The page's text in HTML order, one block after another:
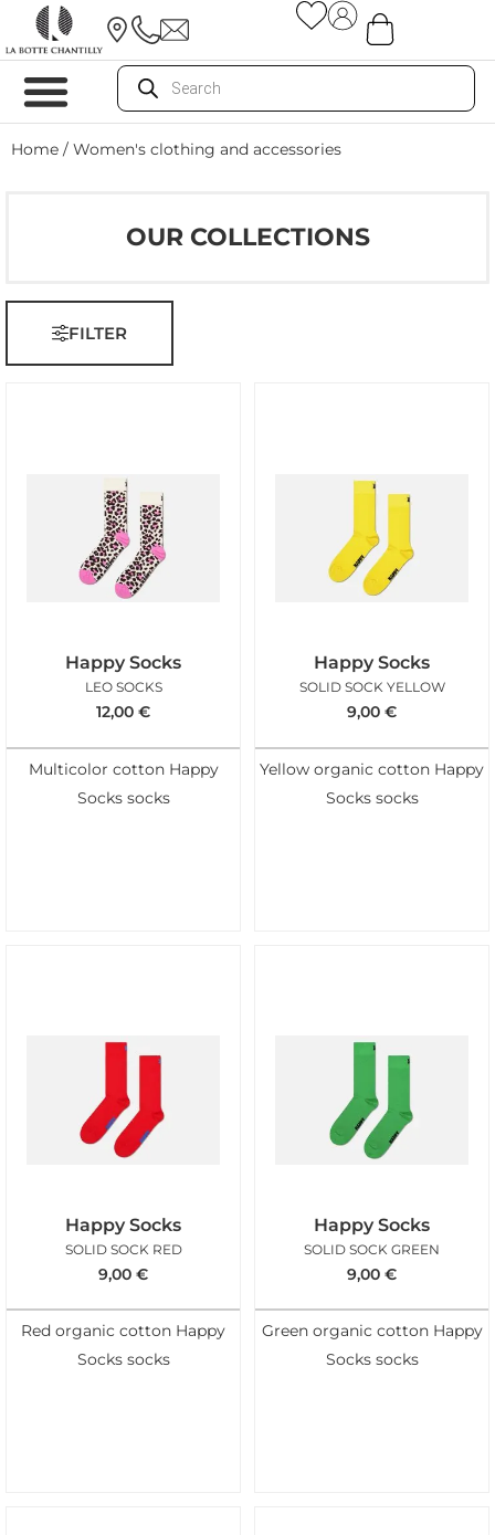
Home / Women's clothing and accessories
OUR COLLECTIONS
FILTER
Happy Socks
LEO SOCKS
12,00 €
Multicolor cotton Happy
Socks socks
Happy Socks
SOLID SOCK YELLOW
9,00 €
Yellow organic cotton Happy
Socks socks
Happy Socks
SOLID SOCK RED
9,00 €
Red organic cotton Happy
Socks socks
Happy Socks
SOLID SOCK GREEN
9,00 €
Green organic cotton Happy
Socks socks